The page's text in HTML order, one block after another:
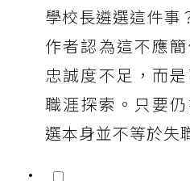
學校長遴選這件事
作者認為這不應
忠誠度不足，而
職涯探索。只要
選本身並不等於失